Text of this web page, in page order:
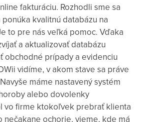
fakturáciu. Rozhodli sme sa
kvalitnú databázu na
to pre nás veľká pomoc. Vďaka
a aktualizovať databázu
obchodné prípady a evidenciu
vidíme, v akom stave sa práve
máme nastavený systém
alebo dovolenky
vo firme ktokoľvek prebrať klienta
nečakane ochorie, vieme, kde má